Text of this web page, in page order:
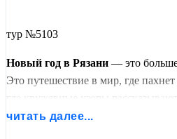
тур №5103
Новый год в Рязани — это
Это путешествие в мир, где
где кружевные узоры
леденца переносят в XIX век. Всё
читать далее...